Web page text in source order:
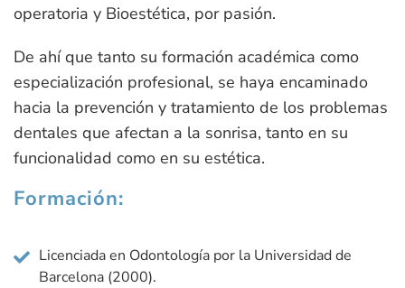
operatoria y Bioestética, por pasión.
De ahí que tanto su formación académica como
especialización profesional, se haya encaminado
hacia la prevención y tratamiento de los problemas
dentales que afectan a la sonrisa, tanto en su
funcionalidad como en su estética.
Formación:
Licenciada en Odontología por la Universidad de
Barcelona (2000).